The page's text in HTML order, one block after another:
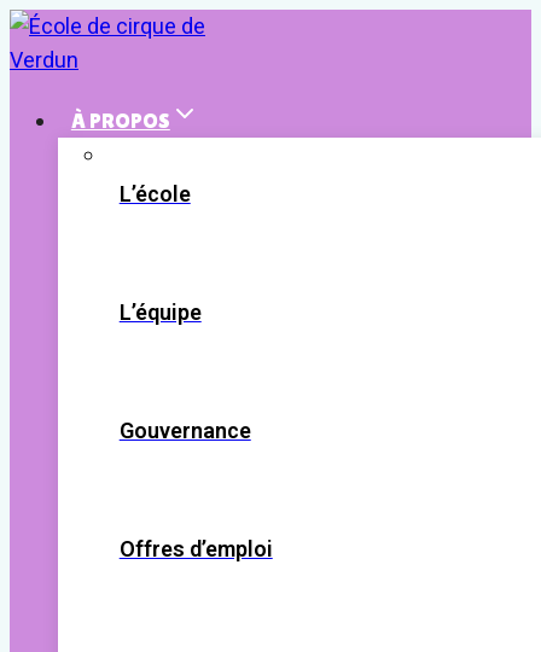
Aller
au
À PROPOS
L’école
L’équipe
Gouvernance
Offres d’emploi